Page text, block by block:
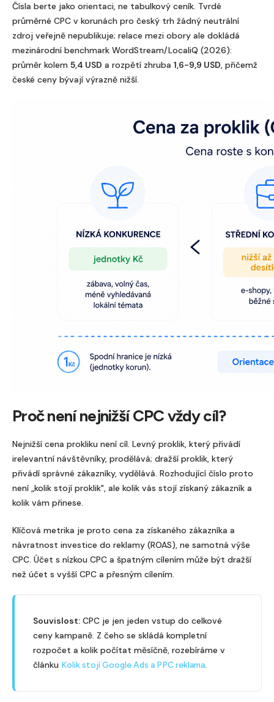
Čísla berte jako orientaci, ne tabulkový ceník. Tvrdé
průměrné CPC v korunách pro český trh žádný neutrální
zdroj veřejně nepublikuje; relace mezi obory ale dokládá
mezinárodní benchmark WordStream/LocaliQ (2026):
průměr kolem 5,4 USD a rozpětí zhruba 1,6-9,9 USD, přičemž
české ceny bývají výrazně nižší.
Proč není nejnižší CPC vždy cíl?
Nejnižší cena prokliku není cíl. Levný proklik, který přivádí
irelevantní návštěvníky, prodělává; dražší proklik, který
přivádí správné zákazníky, vydělává. Rozhodující číslo proto
není „kolik stojí proklik", ale kolik vás stojí získaný zákazník a
kolik vám přinese.
Klíčová metrika je proto cena za získaného zákazníka a
návratnost investice do reklamy (ROAS), ne samotná výše
CPC. Účet s nízkou CPC a špatným cílením může být dražší
než účet s vyšší CPC a přesným cílením.
Souvislost: CPC je jen jeden vstup do celkové
ceny kampaně. Z čeho se skládá kompletní
rozpočet a kolik počítat měsíčně, rozebíráme v
článku Kolik stojí Google Ads a PPC reklama.